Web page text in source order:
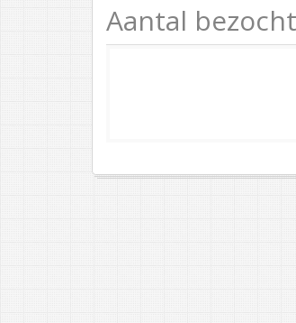
Aantal